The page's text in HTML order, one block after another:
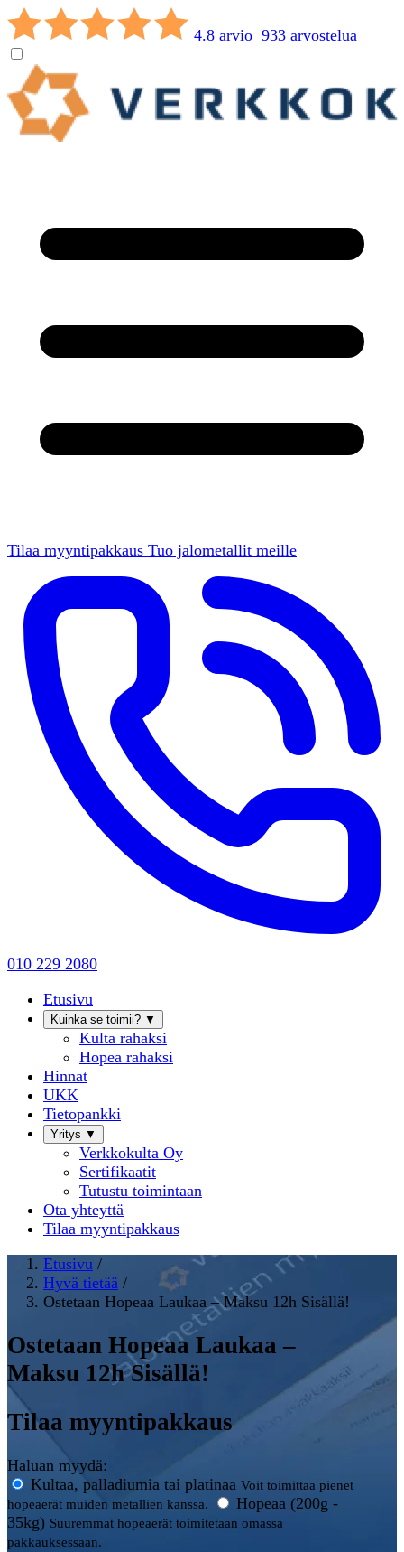
4.8 arvio 933 arvostelua
Tilaa myyntipakkaus Tuo jalometallit meille
010 229 2080
Etusivu
Kuinka se toimii? ▼
Kulta rahaksi
Hopea rahaksi
Hinnat
UKK
Tietopankki
Yritys ▼
Verkkokulta Oy
Sertifikaatit
Tutustu toimintaan
Ota yhteyttä
Tilaa myyntipakkaus
Etusivu /
Hyvä tietää /
Ostetaan Hopeaa Laukaa – Maksu 12h Sisällä!
Ostetaan Hopeaa Laukaa –
Maksu 12h Sisällä!
Tilaa myyntipakkaus
Haluan myydä:
Kultaa, palladiumia tai platinaa Voit toimittaa pienet
hopeaerät muiden metallien kanssa.
Hopeaa (200g -
35kg) Suuremmat hopeaerät toimitetaan omassa
pakkauksessaan.